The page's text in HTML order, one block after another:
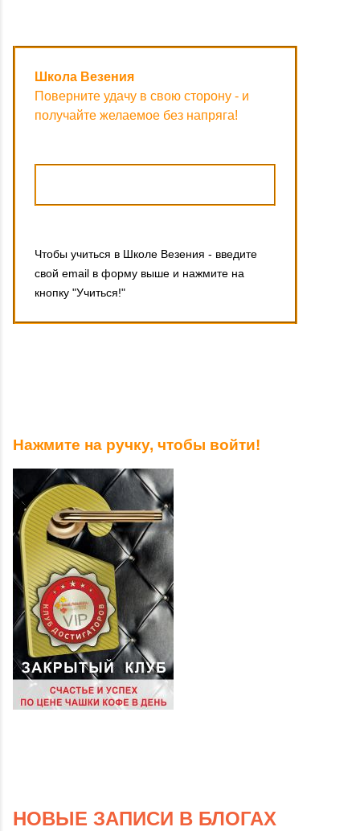
Школа Везения
Поверните удачу в свою сторону - и
получайте желаемое без напряга!
Чтобы учиться в Школе Везения - введите
свой email в форму выше и нажмите на
кнопку "Учиться!"
Нажмите на ручку, чтобы войти!
НОВЫЕ ЗАПИСИ В БЛОГАХ